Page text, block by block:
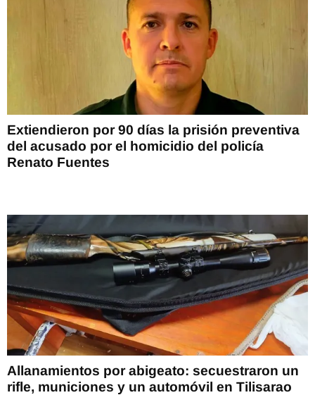
Extiendieron por 90 días la prisión preventiva
del acusado por el homicidio del policía
Renato Fuentes
Allanamientos por abigeato: secuestraron un
rifle, municiones y un automóvil en Tilisarao